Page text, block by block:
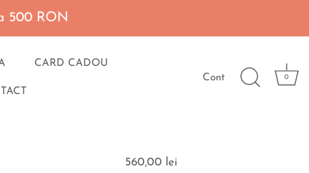
500 RON
CARD CADOU
Cont 0
560,00 lei